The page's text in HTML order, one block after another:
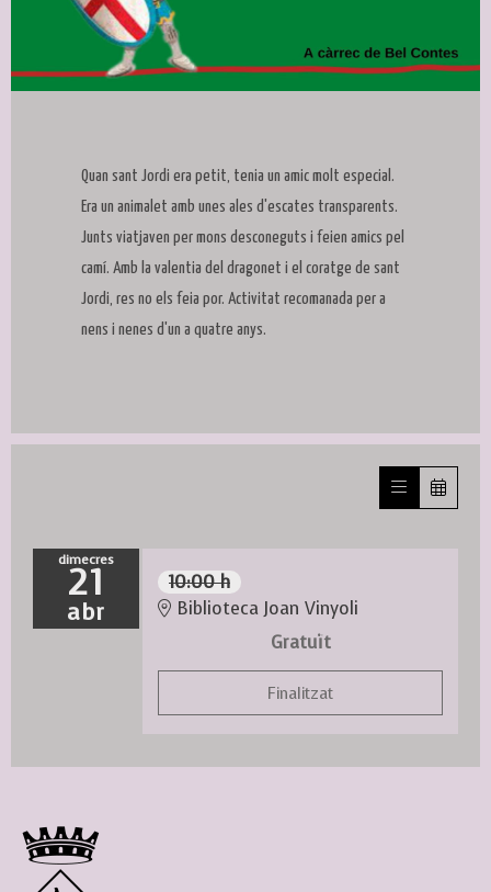
Quan sant Jordi era petit, tenia un amic molt especial.
Era un animalet amb unes ales d'escates transparents.
Junts viatjaven per mons desconeguts i feien amics pel
camí. Amb la valentia del dragonet i el coratge de sant
Jordi, res no els feia por. Activitat recomanada per a
nens i nenes d'un a quatre anys.
dimecres
21
abr
10:00 h
Biblioteca Joan Vinyoli
Gratuït
Finalitzat